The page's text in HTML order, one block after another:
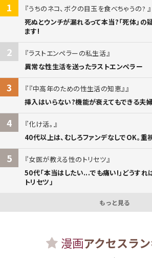
1
うちのネコ、ボクの目玉を食べちゃうの?
死ぬとウンチが漏れるって本当?「死体」
ます!
2
ラストエンペラーの私生活
異常な性生活を送ったラストエンペラー
3
『中高年のための性生活の知恵』
挿入はいらない?機能が衰えてもできる夫
4
化け活。
40代以上は、むしろファンデなしでOK。重
5
女医が教える性のトリセツ
50代「本当はしたい...でも痛い!」どうすれ
トリセツ」
もっと見る
漫画アクセスラ